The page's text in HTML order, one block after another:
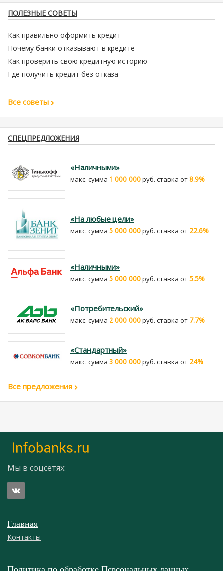
ПОЛЕЗНЫЕ СОВЕТЫ
Как правильно оформить кредит
Почему банки отказывают в кредите
Как проверить свою кредитную историю
Где получить кредит без отказа
Все советы
СПЕЦПРЕДЛОЖЕНИЯ
«Наличными»
макс. сумма 1 000 000руб. cтавка от8.9%
«На любые цели»
макс. сумма 5 000 000руб. cтавка от 22.6%
«Наличными»
макс. сумма 5 000 000руб. cтавка от5.5%
«Потребительский»
макс. сумма 2 000 000руб. cтавка от 7.7%
«Стандартный»
макс. сумма 3 000 000руб. cтавка от 24%
Все предложения
Мы в соцсетях:
Главная
Контакты
Политика по обработке Персональных данных